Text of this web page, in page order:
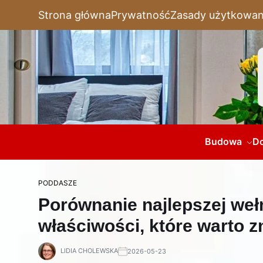
Strona głównaPrywatnośćZasady
Budowa
PODDASZE
Porównanie najlepszej
właściwości, które warto
LIDIA CHOLEWSKA 2026-05-23